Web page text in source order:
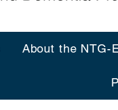
About the NTG-